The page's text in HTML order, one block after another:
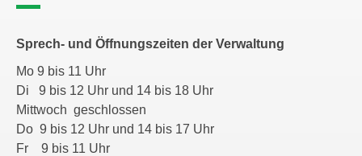
Sprech- und Öffnungszeiten der Verwaltung
Mo 9 bis 11 Uhr
Di 9 bis 12 Uhr und 14 bis 18 Uhr
Mittwoch geschlossen
Do 9 bis 12 Uhr und 14 bis 17 Uhr
Fr 9 bis 11 Uhr